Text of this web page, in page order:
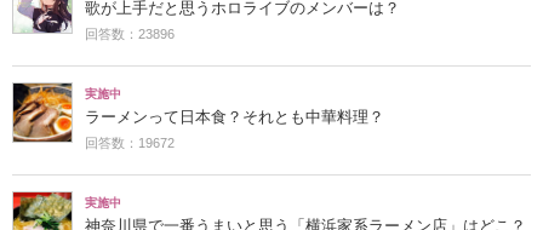
歌が上手だと思うホロライブのメンバーは？
回答数：23896
実施中
ラーメンって日本食？それとも中華料理？
回答数：19672
実施中
神奈川県で一番うまいと思う「横浜家系ラーメン店」はどこ？